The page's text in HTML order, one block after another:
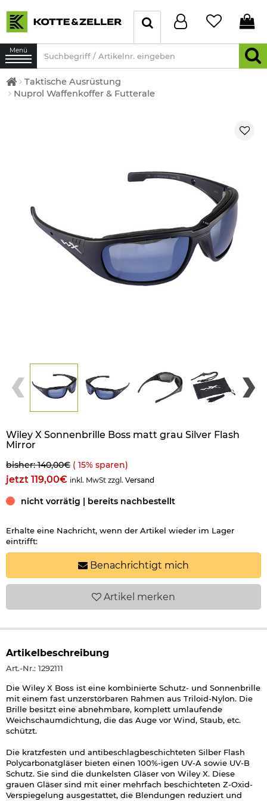
Menü
Taktische Ausrüstung
Nuprol Waffenkoffer & Futterale
Wiley X Sonnenbrille Boss matt grau Silver Flash
Mirror
bisher: 140,00€ ( 15% sparen)
jetzt 119,00€ inkl. MwSt zzgl. Versand
nicht vorrätig | bereits nachbestellt
Erhalte eine Nachricht, wenn der Artikel wieder im Lager
eintrifft:
Benachrichtigt mich
Artikel merken
Artikelbeschreibung
Art.-Nr.: 1292111
Die Wiley X Boss ist eine kombinierte Schutz- und Sonnenbrille
mit einem fast unzerstörbaren Rahmen aus Triloid-Nylon. Die
Brille besitzt eine abnehmbare, komplett umlaufende
Weichschaumdichtung, die das Auge vor Wind, Staub, etc.
schützt.
Die kratzfesten und antibeschlagbeschichteten Silber Flash
Polycarbonatgläser bieten einen 100%-igen UV-A sowie UV-B
Schutz. Sie sind die dunkelsten Gläser von Wiley X. Diese
grauen Gläser sind mit einer mehrfach beschichteten Z-Oxid-
Verspiegelung ausgestattet, die Blendungen reduziert und